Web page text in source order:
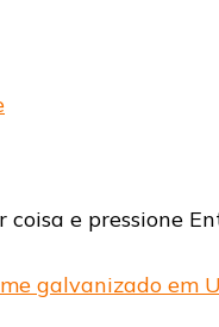
Qualidade
coisa e pressione
galvanizado em